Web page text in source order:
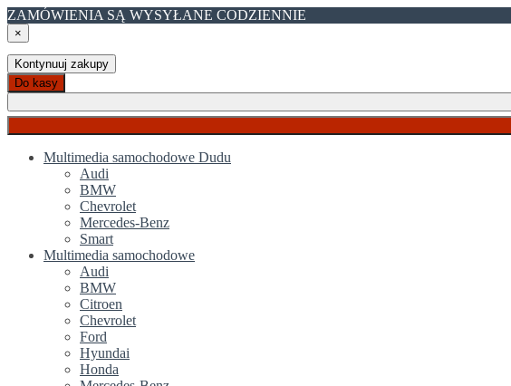
ZAMÓWIENIA SĄ WYSYŁANE CODZIENNIE
×
Kontynuuj zakupy
Do kasy
Multimedia samochodowe Dudu
Audi
BMW
Chevrolet
Mercedes-Benz
Smart
Multimedia samochodowe
Audi
BMW
Citroen
Chevrolet
Ford
Hyundai
Honda